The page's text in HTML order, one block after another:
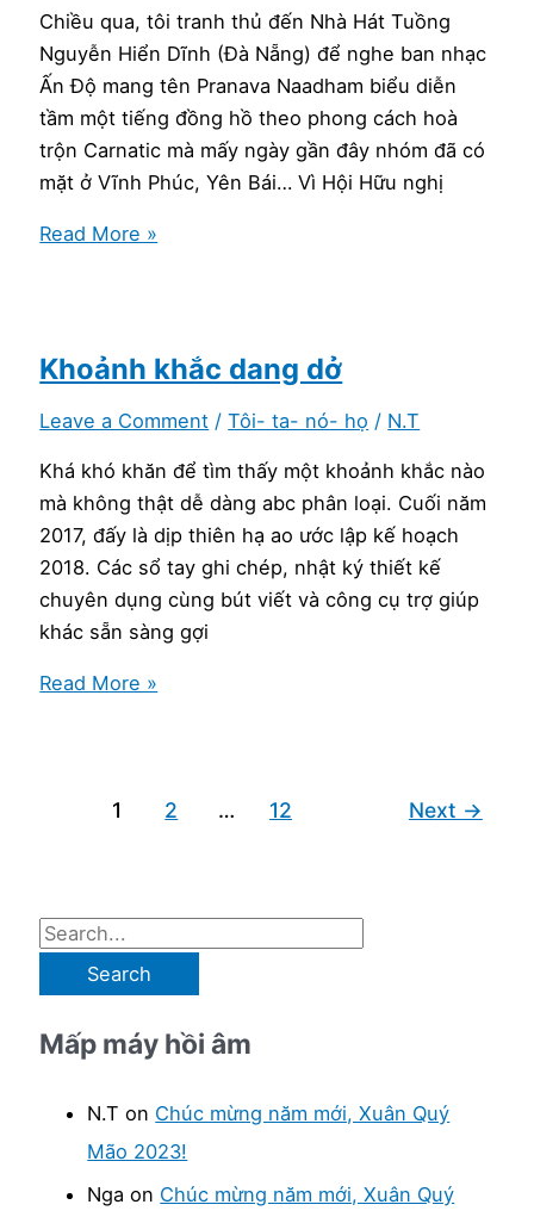
chay:
ê
chề
và
đau
đớn
thể
Chiều qua, tôi tranh thủ đến Nhà Hát Tuồng
Nguyễn Hiển Dĩnh (Đà Nẵng) để nghe ban nhạc
Ấn Độ mang tên Pranava Naadham biểu diễn
tầm một tiếng đồng hồ theo phong cách hoà
trộn Carnatic mà mấy ngày gần đây nhóm đã có
mặt ở Vĩnh Phúc, Yên Bái… Vì Hội Hữu nghị
Thưởng
khi
nhận
ỡm
Read More »
Khoảnh khắc dang dở
Leave a Comment /Tôi- ta- nó- họ / N.T
Khá khó khăn để tìm thấy một khoảnh khắc nào
mà không thật dễ dàng abc phân loại. Cuối năm
2017, đấy là dịp thiên hạ ao ước lập kế hoạch
2018. Các sổ tay ghi chép, nhật ký thiết kế
chuyên dụng cùng bút viết và công cụ trợ giúp
khác sẵn sàng gợi
Khoảnh
Read More »
1 2 … 12 Next →
S
r
Mấp máy hồi âm
N.T on Chúc mừng năm mới, Xuân Quý
Mão 2023!
Nga on Chúc mừng năm mới, Xuân Quý